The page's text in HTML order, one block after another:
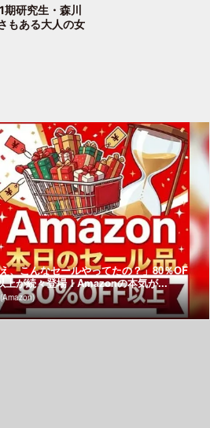
研究生・森川
もある大人の女
ポーツ
、こんなセールやってたの？」80％OF
上が続々登場！Amazonの本気が...